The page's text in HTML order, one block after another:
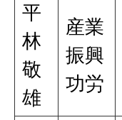
平
林
敬
雄
産業
振興
功労